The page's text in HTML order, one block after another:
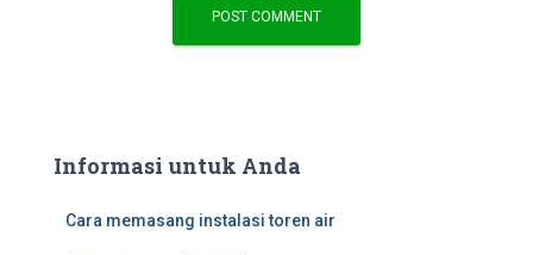
Informasi untuk Anda
Cara memasang instalasi toren air